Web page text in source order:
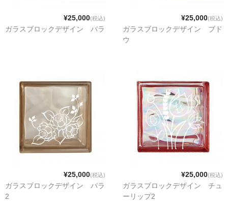
¥25,000(税込)
ガラスブロックデザイン バラ
¥25,000(税込)
ガラスブロックデザイン ブド
ウ
¥25,000(税込)
ガラスブロックデザイン バラ
2
¥25,000(税込)
ガラスブロックデザイン チュ
ーリップ2